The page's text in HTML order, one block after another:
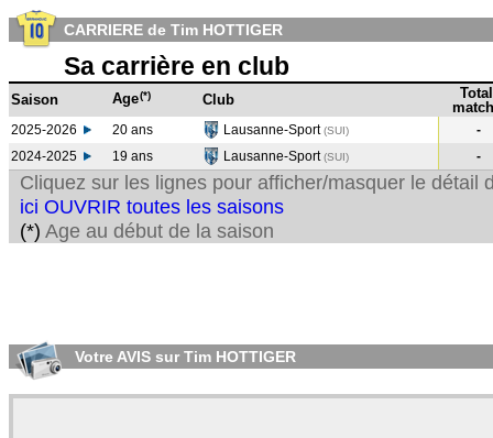
CARRIERE de Tim HOTTIGER
Sa carrière en club
Saison Age(*) Club
Total
2025-2026 20 ans Lausanne-Sport(SUI)
-
2024-2025
19 ans Lausanne-Sport(SUI) -
Cliquez sur les lignes pour afficher/masquer le détail
ici OUVRIR toutes les saisons
(*) Age au début de la saison
Votre AVIS sur Tim HOTTIGER